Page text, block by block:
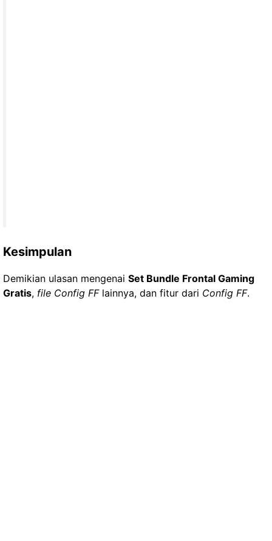
Kesimpulan
Demikian ulasan mengenai Set Bundle Frontal Gaming
Gratis, file Config FFlainnya, dan fitur dari Config FF.